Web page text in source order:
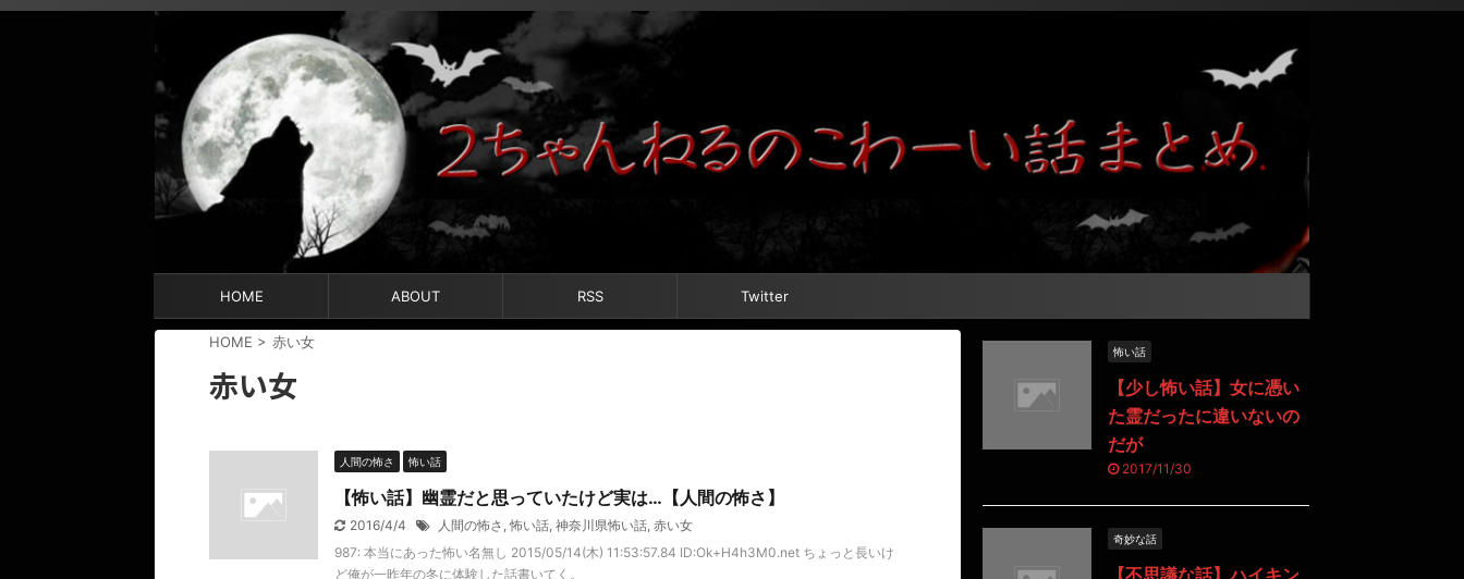
HOME ABOUT RSS Twitter
HOME > 赤い女
赤い女
人間の怖さ 怖い話
【怖い話】幽霊だと思っていたけど実は…【人間の怖さ】
2016/4/4 人間の怖さ 怖い話 神奈川県怖い話 赤い女
987: 本当にあった怖い名無し 2015/05/14(木) 11:53:57.84 ID:Ok+H4h3M0.net ちょっと長いけ
ど俺が一昨年の冬に体験した話書いてく。
怖い話
【少し怖い話】女に憑い
た霊だったに違いないの
だが
2017/11/30
奇妙な話
【不思議な話】ハイキン